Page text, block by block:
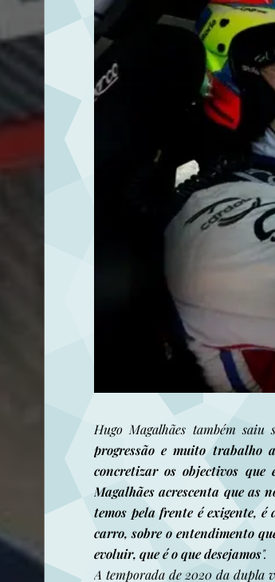
Hugo Magalhães também
progressão e muito trabalho
concretizar os objectivos
Magalhães acrescenta que as
temos pela frente é exigente,
carro, sobre o entendimento
evoluir, que é o que desejamos".
A temporada de 2020 da dupla